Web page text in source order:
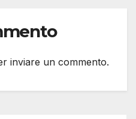
inviare un commento.